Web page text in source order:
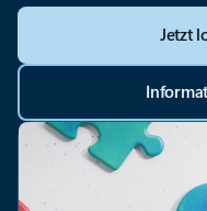
Jetzt